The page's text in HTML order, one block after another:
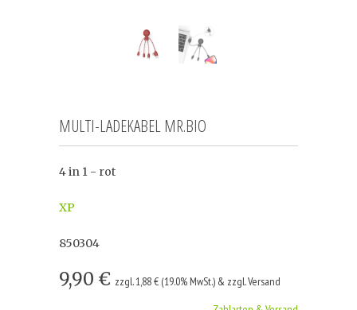
MULTI-LADEKABEL MR.BIO
4 in 1 - rot
XP
850304
9,90 € zzgl. 1,88 € (19.0% MwSt.) & zzgl. Versand